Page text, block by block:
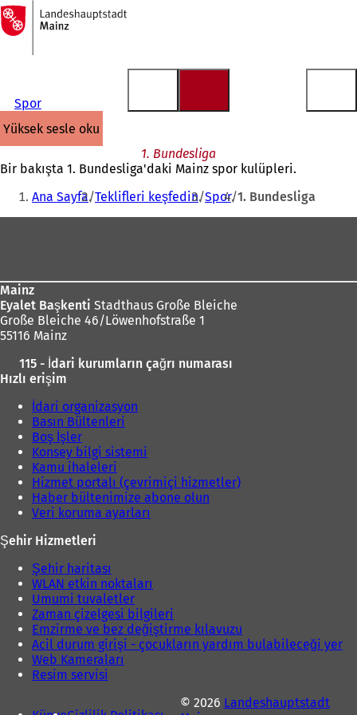
İçeriğe atla
Ana
sayfaya
Spor
yüksek sesle oku
1. Bundesliga
Bir bakışta 1. Bundesliga'daki Mainz spor kulüpleri.
Buradasınız:
Ana Sayfa Teklifleri keşfedin Spor 1. Bundesliga
Mainz
Eyalet Başkenti Stadthaus Große Bleiche
Große Bleiche 46/Löwenhofstraße 1
55116 Mainz
115 - İdari kurumların çağrı numarası
Hızlı erişim
İdari organizasyon
Basın Bültenleri
Boş İşler
Konsey bilgi sistemi
Kamu ihaleleri
Hizmet portalı (çevrimiçi hizmetler)
Haber bültenimize abone olun
Veri koruma ayarları
Şehir Hizmetleri
Şehir haritası
WLAN etkin noktaları
Umumi tuvaletler
Zaman çizelgesi bilgileri
Emzirme ve bez değiştirme kılavuzu
Acil durum girişi - çocukların yardım bulabileceği yer
Web Kameraları
Resim servisi
© 2026 Landeshauptstadt